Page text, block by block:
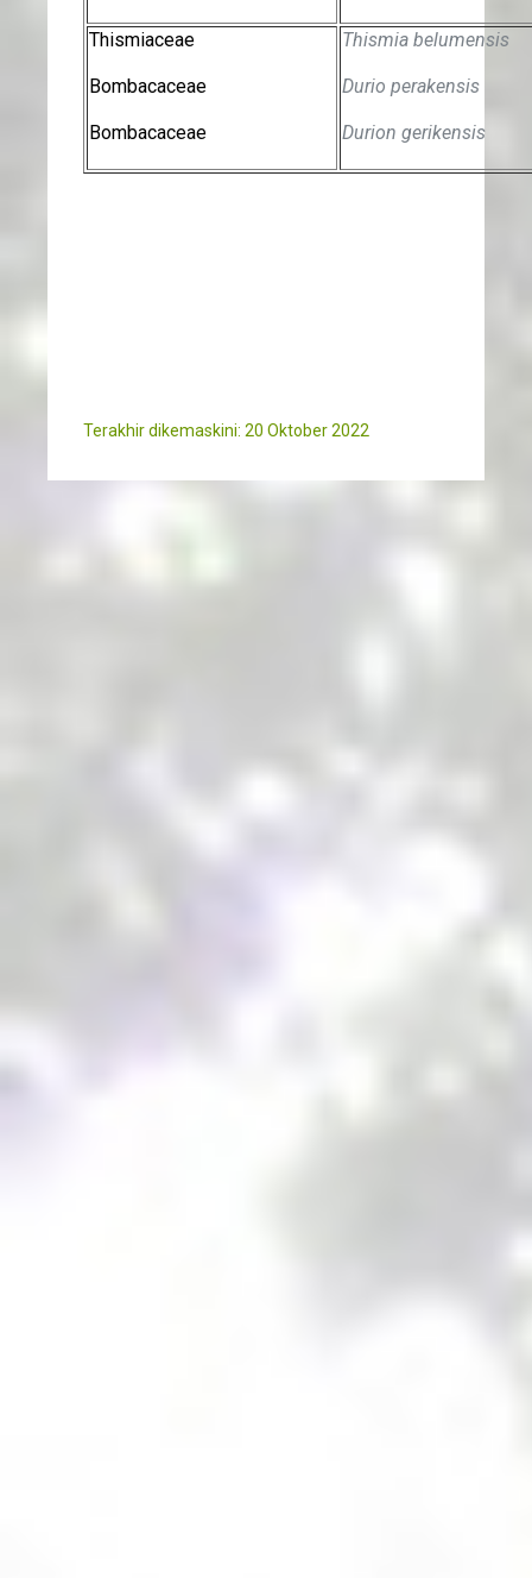
Thismiaceae
Bombacaceae
Bombacaceae
Thismia belumensis
Durio perakensis
Durion gerikensis
Terakhir dikemaskini: 20 Oktober 2022